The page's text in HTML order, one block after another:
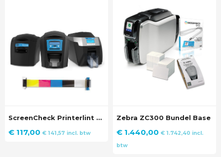
ScreenCheck Printerlint YMCKO
€ 117,00 € 141,57 incl. btw
Zebra ZC300 Bundel Base
€ 1.440,00 € 1.742,40 incl.
btw